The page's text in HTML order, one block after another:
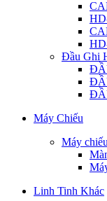
Đầu Ghi
Máy Chiếu
Máy
Linh Tinh Khác